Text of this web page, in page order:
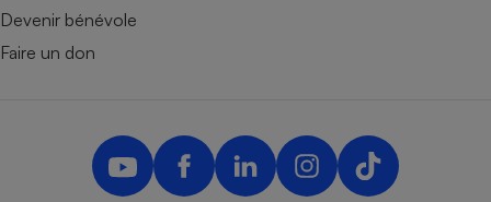
Devenir bénévole
Faire un don